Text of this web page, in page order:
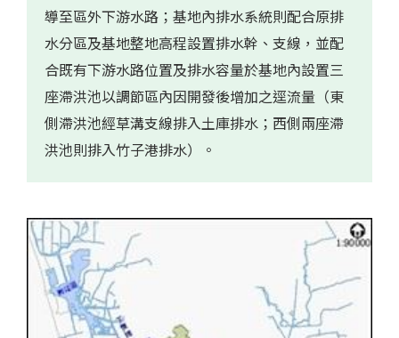
導至區外下游水路；基地內排水系統則配合原排
水分區及基地整地高程設置排水幹、支線，並配
合既有下游水路位置及排水容量於基地內設置三
座滯洪池以調節區內因開發後增加之逕流量（東
側滯洪池經草溝支線排入土庫排水；西側兩座滯
洪池則排入竹子港排水）。